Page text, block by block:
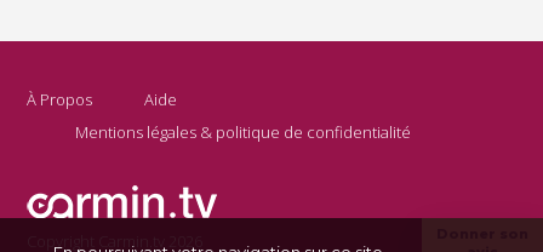
À Propos
Aide
Mentions légales & politique de confidentialité
Copyright Carmin.tv 2026